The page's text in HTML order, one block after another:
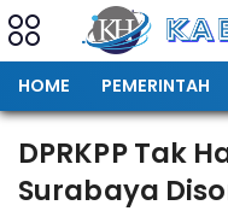
HOME PEMERINTAH
DPRKPP Tak
Surabaya